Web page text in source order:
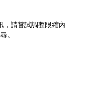
，請嘗試調整限縮內
。